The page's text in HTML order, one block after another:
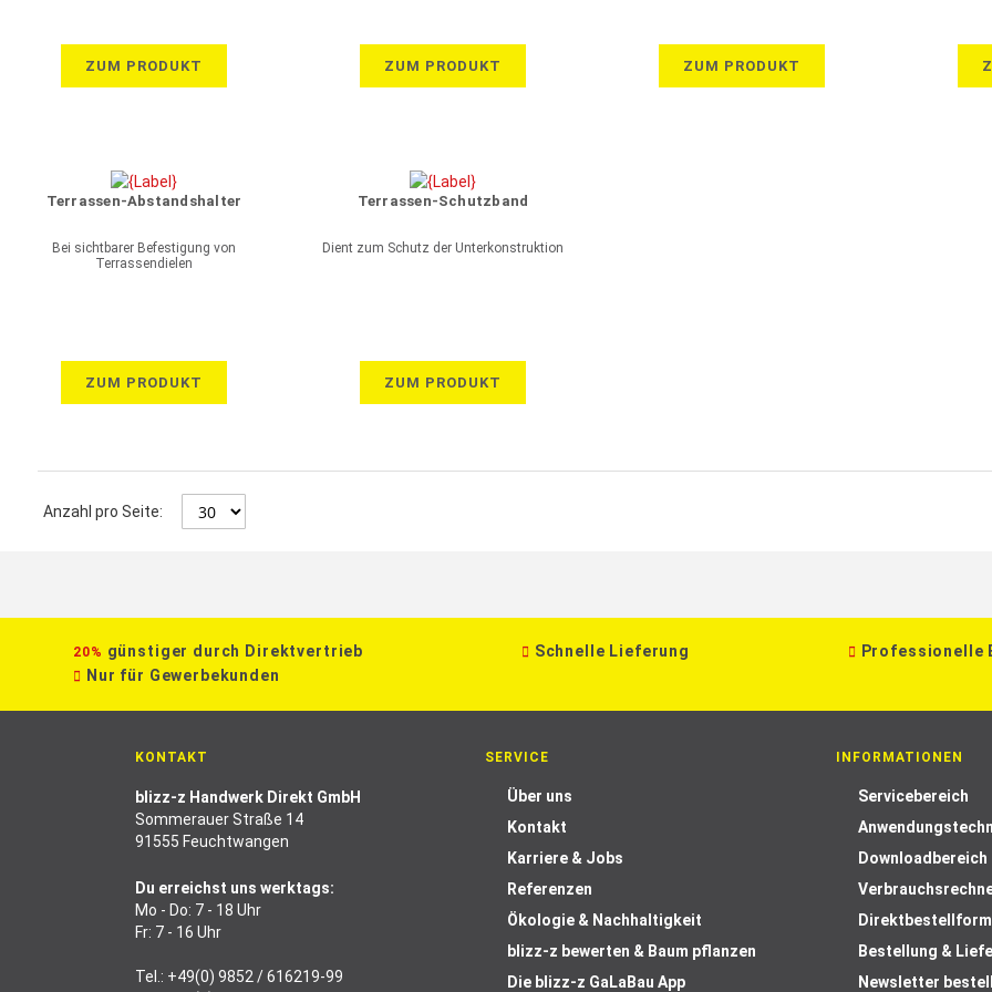
ZUM PRODUKT ZUM PRODUKT ZUM PRODUKT
Terrassen-Abstandshalter
Bei sichtbarer Befestigung von
Terrassendielen
ZUM PRODUKT
Terrassen-Schutzband
Dient zum Schutz der Unterkonstruktion
ZUM PRODUKT
Anzahl pro Seite:
20% günstiger durch Direktvertrieb Schnelle Lieferung Professionelle
Nur für Gewerbekunden
KONTAKT
blizz-z Handwerk Direkt GmbH
Sommerauer Straße 14
91555 Feuchtwangen
Du erreichst uns werktags:
Mo - Do: 7 - 18 Uhr
Fr: 7 - 16 Uhr
Tel.: +49(0) 9852 / 616219-99
SERVICE
Über uns
Kontakt
Karriere & Jobs
Referenzen
Ökologie & Nachhaltigkeit
blizz-z bewerten & Baum pflanzen
Die blizz-z GaLaBau App
INFORMATIONEN
Servicebereich
Downloadbereich
Bestellung &
Newsletter